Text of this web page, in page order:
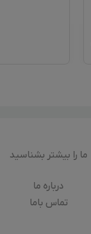
ما را بیشتر بشناسید
درباره‌ ما
تماس باما